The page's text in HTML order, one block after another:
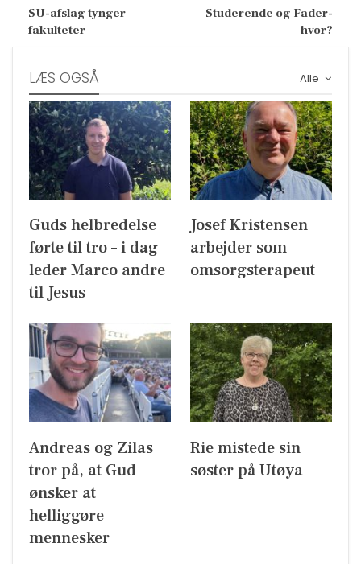
SU-afslag tynger
fakulteter
Studerende og Fader-
hvor?
Alle
LÆS OGSÅ
Guds helbredelse
førte til tro – i dag
leder Marco andre
til Jesus
Josef Kristensen
arbejder som
omsorgsterapeut
Andreas og Zilas
tror på, at Gud
ønsker at
helliggøre
mennesker
Rie mistede sin
søster på Utøya